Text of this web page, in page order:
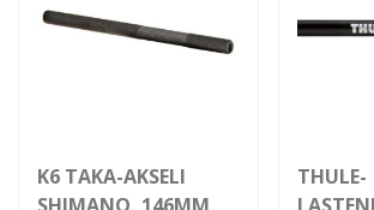
K6 TAKA-AKSELI
THULE-